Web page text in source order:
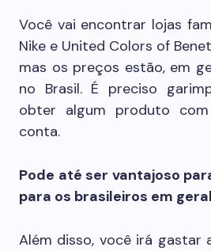
Você vai encontrar lojas
Nike e United Colors of
mas os preços estão, em
no Brasil. É preciso
obter algum produto
conta.
Pode até ser vantajoso
para os brasileiros em
Além disso, você irá gastar